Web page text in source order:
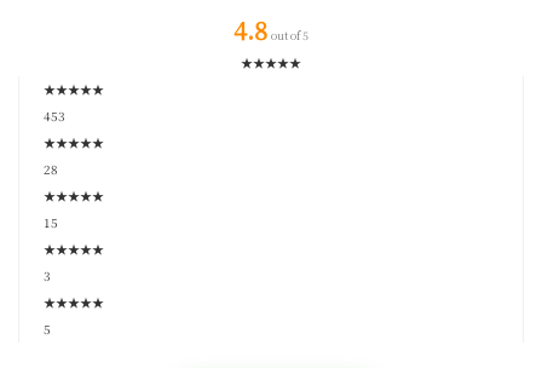
4.8 out of 5
★★★★★
★★★★★
453
★★★★★
28
★★★★★
15
★★★★★
3
★★★★★
5